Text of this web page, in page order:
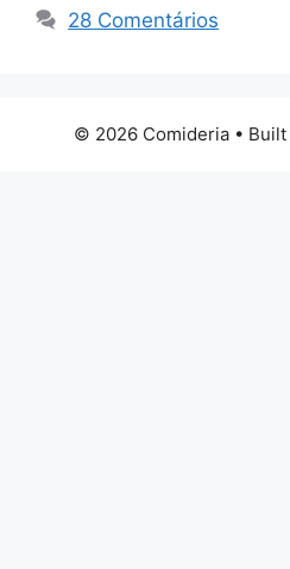
28 Comentários
© 2026 Comideria •